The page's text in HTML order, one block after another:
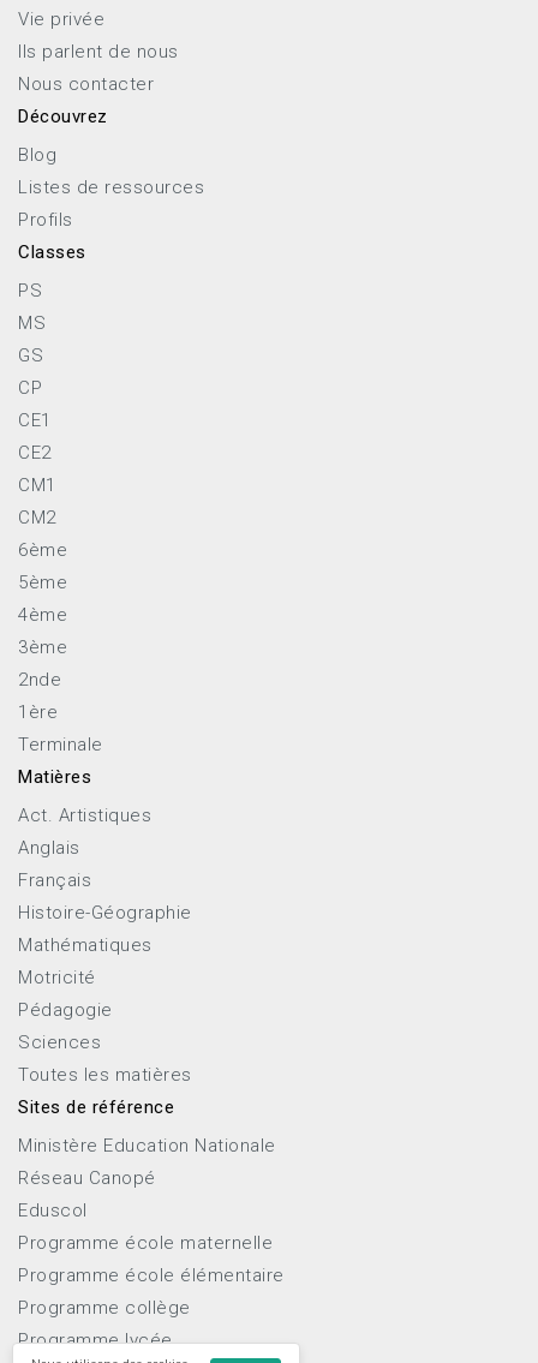
Vie privée
Ils parlent de nous
Nous contacter
Découvrez
Blog
Listes de ressources
Profils
Classes
PS
MS
GS
CP
CE1
CE2
CM1
CM2
6ème
5ème
4ème
3ème
2nde
1ère
Terminale
Matières
Act. Artistiques
Anglais
Français
Histoire-Géographie
Mathématiques
Motricité
Pédagogie
Sciences
Toutes les matières
Sites de référence
Ministère Education Nationale
Réseau Canopé
Eduscol
Programme école maternelle
Programme école élémentaire
Programme collège
Programme lycée